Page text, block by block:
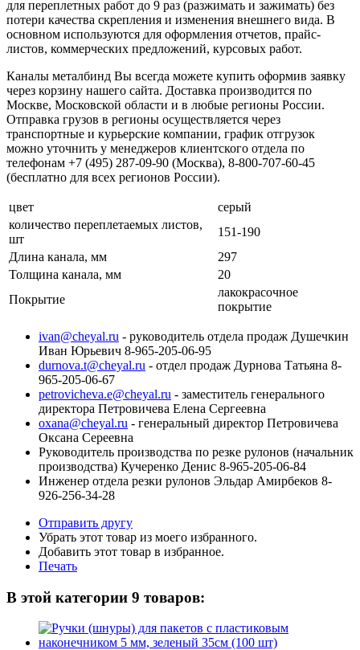
для переплетных работ до 9 раз (разжимать и зажимать) без
потери качества скрепления и изменения внешнего вида. В
основном используются для оформления отчетов, прайс-
листов, коммерческих предложений, курсовых работ.
Каналы металбинд Вы всегда можете купить оформив заявку
через корзину нашего сайта. Доставка производится по
Москве, Московской области и в любые регионы России.
Отправка грузов в регионы осуществляется через
транспортные и курьерские компании, график отгрузок
можно уточнить у менеджеров клиентского отдела по
телефонам +7 (495) 287-09-90 (Москва), 8-800-707-60-45
(бесплатно для всех регионов России).
цвет
серый
количество переплетаемых листов,
шт
151-190
Длина канала, мм
297
Толщина канала, мм
20
Покрытие
лакокрасочное
покрытие
ivan@cheyal.ru - руководитель отдела продаж Душечкин
Иван Юрьевич 8-965-205-06-95
durnova.t@cheyal.ru - отдел продаж Дурнова Татьяна 8-
965-205-06-67
petrovicheva.e@cheyal.ru - заместитель генерального
директора Петровичева Елена Сергеевна
oxana@cheyal.ru - генеральный директор Петровичева
Оксана Сереевна
Руководитель производства по резке рулонов (начальник
производства) Кучеренко Денис 8-965-205-06-84
Инженер отдела резки рулонов Эльдар Амирбеков 8-
926-256-34-28
Отправить другу
Убрать этот товар из моего избранного.
Добавить этот товар в избранное.
Печать
В этой категории 9 товаров: